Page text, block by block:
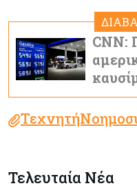
CNN:
Τελευταία Νέα